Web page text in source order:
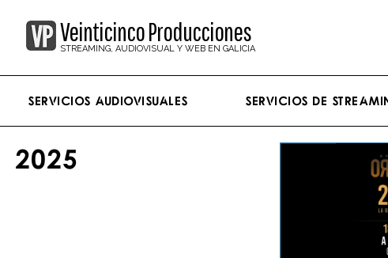
Veinticinco Producciones
STREAMING, AUDIOVISUAL Y WEB EN GALICIA
Servicios Audiovisuales Servicios de
2025